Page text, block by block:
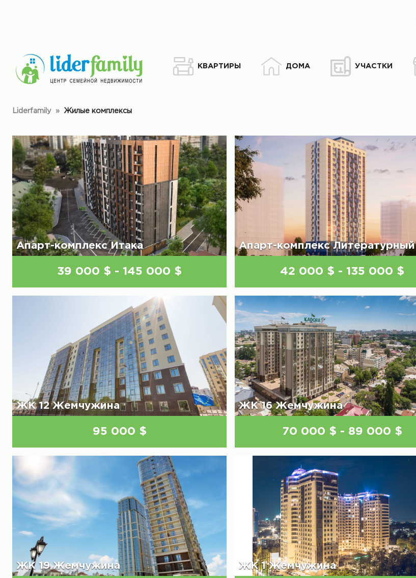
КВАРТИРЫ ДОМА УЧАСТКИ
Liderfamily » Жилые комплексы
39 000 $ - 145 000 $
Апарт-комплекс Итака
42 000 $ - 135 000 $
Апарт-комплекс Литературный
95 000 $
ЖК 12 Жемчужина
70 000 $ - 89 000 $
ЖК 16 Жемчужина
ЖК 19 Жемчужина ЖК 1 Жемчужина